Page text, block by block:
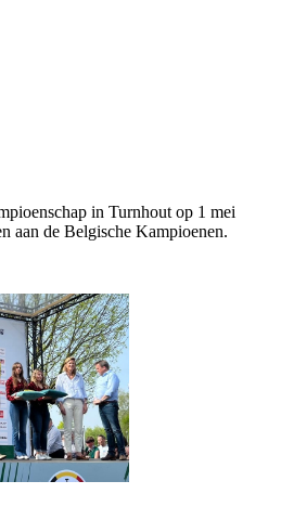
in Turnhout op 1 mei
aan de Belgische Kampioenen.